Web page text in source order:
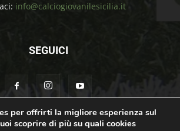
info@calciogiovanilesicilia.it
SEGUICI
per offrirti la migliore esperienza sul
scoprire di più su quali cookies